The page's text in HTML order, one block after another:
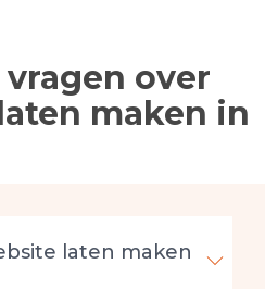
over
maken in
laten maken